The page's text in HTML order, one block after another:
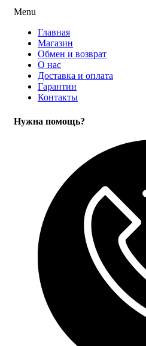
Menu
Главная
Магазин
Обмен и возврат
О нас
Доставка и оплата
Гарантии
Контакты
Нужна помощь?